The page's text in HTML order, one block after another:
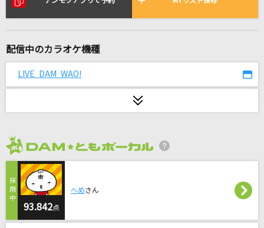
悲しみにさよなら
Pretender
宮川愛李
[生音]名もなき詩
配信中のカラオケ機種
LIVE DAM WAO!
93.842点
へめさん